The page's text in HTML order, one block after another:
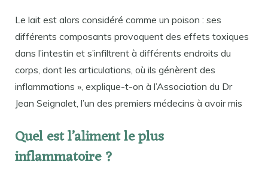
Le lait est alors considéré comme un poison : ses
différents composants provoquent des effets toxiques
dans l’intestin et s’infiltrent à différents endroits du
corps, dont les articulations, où ils génèrent des
inflammations », explique-t-on à l’Association du Dr
Jean Seignalet, l’un des premiers médecins à avoir mis
Quel est l’aliment le plus
inflammatoire ?